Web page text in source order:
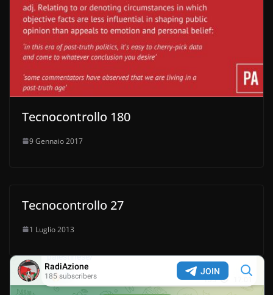
Tecnocontrollo 180
9 Gennaio 2017
Tecnocontrollo 27
1 Luglio 2013